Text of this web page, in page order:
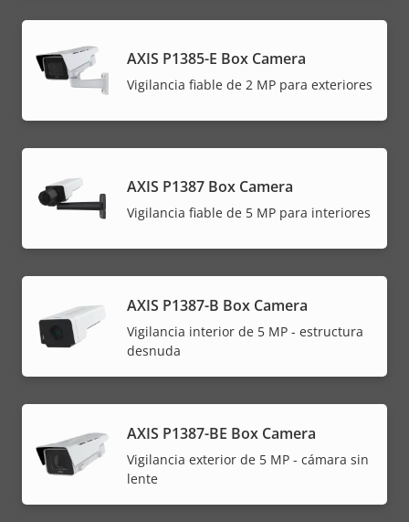
AXIS P1385-E Box Camera
Vigilancia fiable de 2 MP para exteriores
AXIS P1387 Box Camera
Vigilancia fiable de 5 MP para interiores
AXIS P1387-B Box Camera
Vigilancia interior de 5 MP - estructura
desnuda
AXIS P1387-BE Box Camera
Vigilancia exterior de 5 MP - cámara sin
lente